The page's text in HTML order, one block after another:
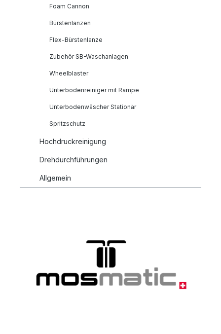
Foam Cannon
Bürstenlanzen
Flex-Bürstenlanze
Zubehör SB-Waschanlagen
Wheelblaster
Unterbodenreiniger mit Rampe
Unterbodenwäscher Stationär
Spritzschutz
Hochdruckreinigung
Drehdurchführungen
Allgemein